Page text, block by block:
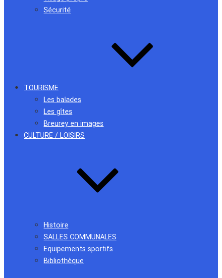
Sécurité
TOURISME
Les balades
Les gîtes
Breurey en images
CULTURE / LOISIRS
Histoire
SALLES COMMUNALES
Equipements sportifs
Bibliothèque